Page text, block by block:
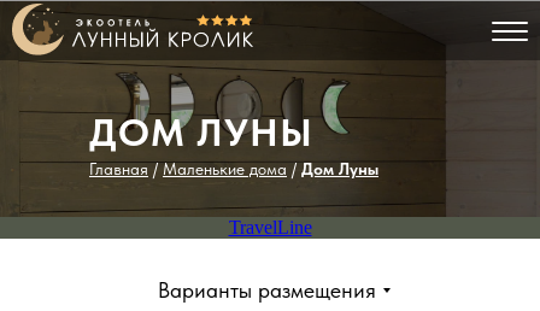
ДОМ ЛУНЫ
Главная/Маленькие дома/Дом Луны
TravelLine
Варианты размещения